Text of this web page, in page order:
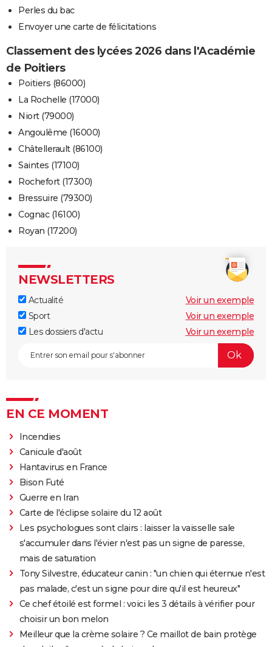
Perles du bac
Envoyer une carte de félicitations
Classement des lycées 2026 dans l'Académie
de Poitiers
Poitiers (86000)
La Rochelle (17000)
Niort (79000)
Angoulême (16000)
Châtellerault (86100)
Saintes (17100)
Rochefort (17300)
Bressuire (79300)
Cognac (16100)
Royan (17200)
NEWSLETTERS
Actualité
Voir un exemple
Sport
Voir un exemple
Les dossiers d'actu
Voir un exemple
EN CE MOMENT
Incendies
Canicule d'août
Hantavirus en France
Bison Futé
Guerre en Iran
Carte de l'éclipse solaire du 12 août
Les psychologues sont clairs : laisser la vaisselle sale
s'accumuler dans l'évier n'est pas un signe de paresse,
mais de saturation
Tony Silvestre, éducateur canin : "un chien qui éternue n'est
pas malade, c'est un signe pour dire qu'il est heureux"
Ce chef étoilé est formel : voici les 3 détails à vérifier pour
choisir un bon melon
Meilleur que la crème solaire ? Ce maillot de bain protège